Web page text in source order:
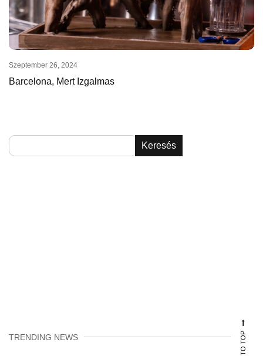
Szeptember 26, 2024
Barcelona, Mert Izgalmas
Keresés
TRENDING NEWS